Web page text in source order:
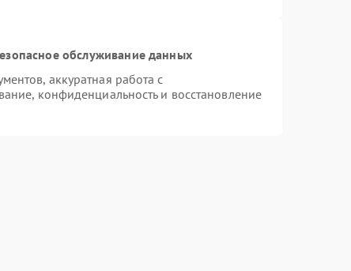
обслуживание данных
аккуратная работа с
конфиденциальность и восстановление